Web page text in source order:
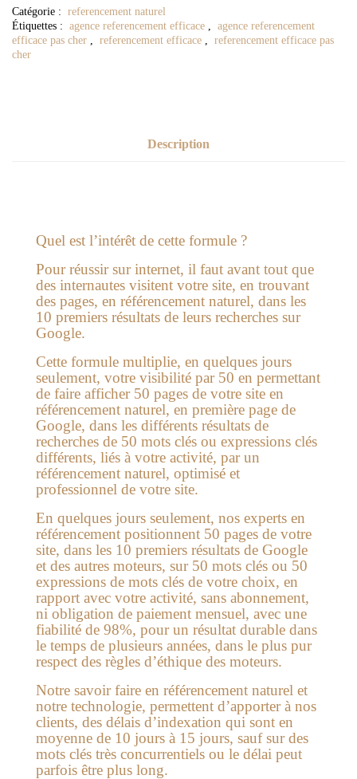
sur
les
50
mots
Catégorie : referencement naturel
Étiquettes : agence referencement efficace
agence referencement
efficace pas cher
referencement efficace
referencement efficace pas
cher
Description
Quel est l’intérêt de cette formule ?
Pour réussir sur internet, il faut avant tout que
des internautes visitent votre site, en trouvant
des pages, en référencement naturel, dans les
10 premiers résultats de leurs recherches sur
Google.
Cette formule multiplie, en quelques jours
seulement, votre visibilité par 50 en permettant
de faire afficher 50 pages de votre site en
référencement naturel, en première page de
Google, dans les différents résultats de
recherches de 50 mots clés ou expressions clés
différents, liés à votre activité, par un
référencement naturel, optimisé et
professionnel de votre site.
En quelques jours seulement, nos experts en
référencement positionnent 50 pages de votre
site, dans les 10 premiers résultats de Google
et des autres moteurs, sur 50 mots clés ou 50
expressions de mots clés de votre choix, en
rapport avec votre activité, sans abonnement,
ni obligation de paiement mensuel, avec une
fiabilité de 98%, pour un résultat durable dans
le temps de plusieurs années, dans le plus pur
respect des règles d’éthique des moteurs.
Notre savoir faire en référencement naturel et
notre technologie, permettent d’apporter à nos
clients, des délais d’indexation qui sont en
moyenne de 10 jours à 15 jours, sauf sur des
mots clés très concurrentiels ou le délai peut
parfois être plus long.